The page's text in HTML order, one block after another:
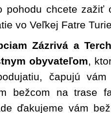
pohodu chcete zažiť
vo Veľkej Fatre
Zázrivá a
obyvateľom,
čapujú
bežcom na trase
ďakujeme vám